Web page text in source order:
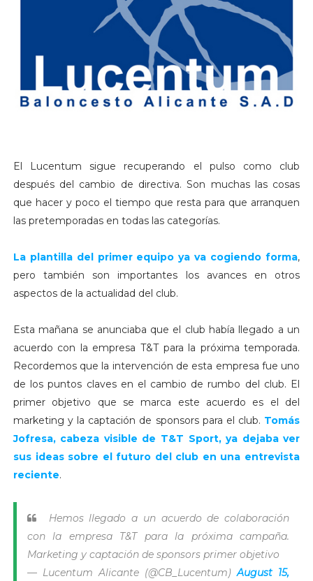
El Lucentum sigue recuperando el pulso como club
después del cambio de directiva. Son muchas las cosas
que hacer y poco el tiempo que resta para que arranquen
las pretemporadas en todas las categorías.
La plantilla del primer equipo ya va cogiendo forma,
pero también son importantes los avances en otros
aspectos de la actualidad del club.
Esta mañana se anunciaba que el club había llegado a un
acuerdo con la empresa T&T para la próxima temporada.
Recordemos que la intervención de esta empresa fue uno
de los puntos claves en el cambio de rumbo del club. El
primer objetivo que se marca este acuerdo es el del
marketing y la captación de sponsors para el club. Tomás
Jofresa, cabeza visible de T&T Sport,ya dejaba ver
sus ideas sobre el futuro del club en una entrevista
reciente.
Hemos llegado a un acuerdo de colaboración
con la empresa T&T para la próxima campaña.
Marketing y captación de sponsors primer objetivo
— Lucentum Alicante (@CB_Lucentum)August 15,